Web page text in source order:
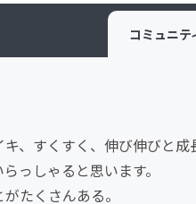
コミュニテ
、すくすく、伸び伸びと成
っしゃると思います。
たくさんある。